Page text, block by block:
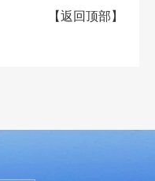
【返回顶部 】